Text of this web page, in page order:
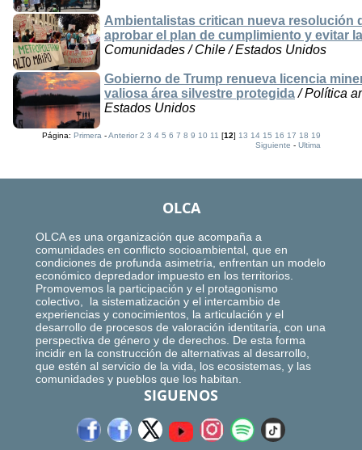
Ambientalistas critican nueva resolución
aprobar el plan de cumplimiento y evitar
Comunidades / Chile / Estados Unidos
Gobierno de Trump renueva licencia
valiosa área silvestre protegida/ Política
Estados Unidos
Página:Primera -Anterior 2 3 4 5 6 7 8 9 10 11 [12]13 14 15 16 17 18 19
Siguiente -Ultima
OLCA
OLCA es una organización que acompaña a
comunidades en conflicto socioambiental, que en
condiciones de profunda asimetría, enfrentan un modelo
económico depredador impuesto en los territorios.
Promovemos la participación y el protagonismo
colectivo, la sistematización y el intercambio de
experiencias y conocimientos, la articulación y el
desarrollo de procesos de valoración identitaria, con una
perspectiva de género y de derechos. De esta forma
incidir en la construcción de alternativas al desarrollo,
que estén al servicio de la vida, los ecosistemas, y las
comunidades y pueblos que los habitan.
SIGUENOS